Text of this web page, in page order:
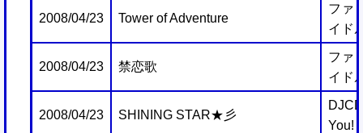
2008/04/23 Tower of Adventure
ファ
イド
2008/04/23 禁恋歌
ファ
イド
2008/04/23 SHINING STAR★彡
You!